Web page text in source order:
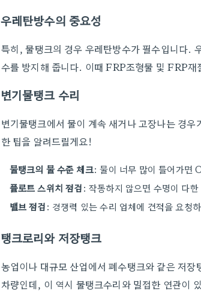
우레탄방수의 중요성
특히, 물탱크의 경우 우레탄방수가 필수입니다.
수를 방지해 줍니다. 이때 FRP조형물 및 FRP
변기물탱크 수리
변기물탱크에서 물이 계속 새거나 고장나는 경
한 팁을 알려드릴게요!
물탱크의 물 수준 체크: 물이 너무 많이 들어가면
플로트 스위치 점검: 작동하지 않으면 수명이 다
밸브 점검: 경쟁력 있는 수리 업체에 견적을 요청
탱크로리와 저장탱크
농업이나 대규모 산업에서 폐수탱크와 같은 저
차량인데, 이 역시 물탱크수리와 밀접한 연관이